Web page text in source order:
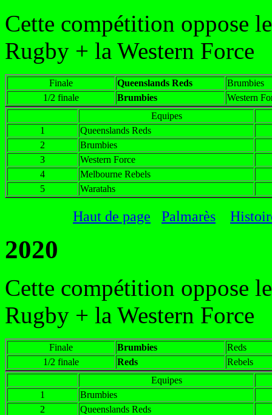
Cette compétition oppose
Rugby + la Western Force
Finale Queenslands Reds
Brumbies
1/2 finale
Brumbies
Western
Equipes
1
Queenslands Reds
2
Brumbies
3
Western Force
4
Melbourne Rebels
5
Waratahs
Haut de page Palmarès
2020
Cette compétition oppose
Rugby + la Western Force
Finale Brumbies
Reds
1/2 finale
Reds
Rebels
Equipes
1
Brumbies
2
Queenslands Reds